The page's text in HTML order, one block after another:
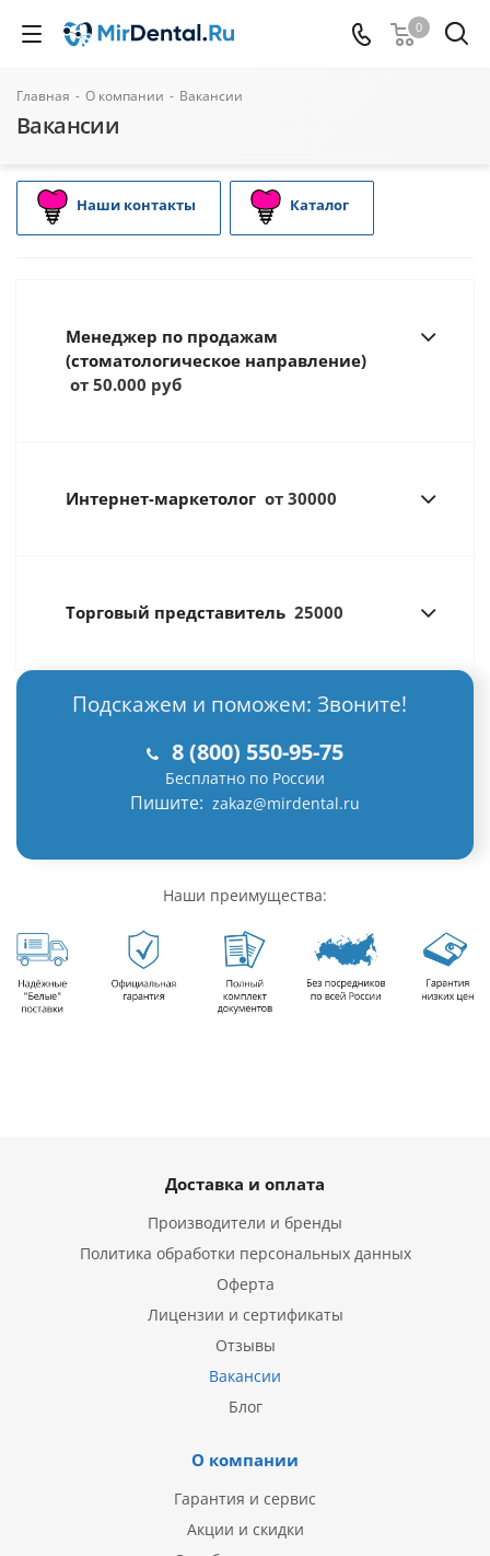
0
Главная - О компании - Вакансии
Вакансии
Наши контакты Каталог
Менеджер по продажам
(стоматологическое направление)
от 50.000 руб
Интернет-маркетолог от 30000
Торговый представитель 25000
Подскажем и поможем: Звоните!
8 (800) 550-95-75
Бесплатно по России
Пишите: zakaz@mirdental.ru
Наши преимущества:
Доставка и оплата
Производители и бренды
Политика обработки персональных данных
Оферта
Лицензии и сертификаты
Отзывы
Вакансии
Блог
О компании
Гарантия и сервис
Акции и скидки